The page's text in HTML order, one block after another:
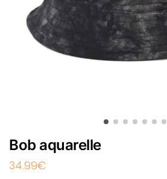
Bob aquarelle
34.99€